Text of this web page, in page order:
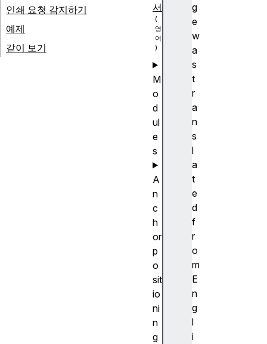
g
e
w
a
s
t
r
a
n
s
l
a
t
e
d
f
r
o
m
E
n
g
l
i
인쇄 요청 감지하기
예제
같이 보기
서
M
o
d
ul
e
s
A
n
c
h
or
p
o
sit
io
ni
n
g